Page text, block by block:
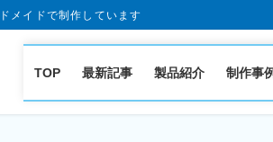
メイドで制作しています
TOP 最新記事 製品紹介 制作事